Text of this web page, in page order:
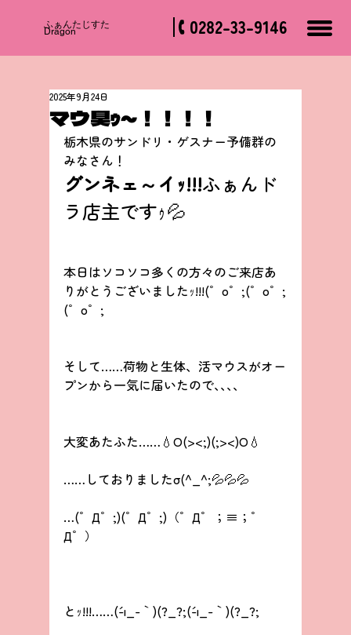
​ふぁんたじすた
Dragon 0282-33-9146
マウ臭ｩ～！！！！
2025年9月24日
栃木県のサンドリ・ゲスナー予備群の
みなさん！
グンネェ～イｯ!!!ふぁんド
ラ店主ですｩ💦
本日はソコソコ多くの方々のご来店あ
りがとうございましたｯ!!!(゜o゜;(゜o゜;
(゜o゜;
そして……荷物と生体、活マウスがオー
プンから一気に届いたので､､､、
大変あたふた……💧O(><;)(;><)O💧
……しておりましたσ(^_^;💦💦💦
…(゜Д゜;)(゜Д゜;)（゜Д゜；≡；゜
Д゜）
とｯ!!!……(´-ι_-｀)(?_?;(´-ι_-｀)(?_?;